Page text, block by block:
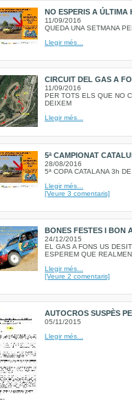
NO ESPERIS A ÚLTIMA
11/09/2016
QUEDA UNA SETMANA
Llegir més...
CIRCUIT DEL GAS A
11/09/2016
PER TOTS ELS QUE NO
DEIXEM
Llegir més...
5ª CAMPIONAT
28/08/2016
5ª COPA CATALANA 3h
Llegir més...
[Veure 3 comentaris]
BONES FESTES I BON
24/12/2015
EL GAS A FONS US
ESPEREM QUE
Llegir més...
[Veure 2 comentaris]
AUTOCROS SUSPÈS
05/11/2015
Llegir més...